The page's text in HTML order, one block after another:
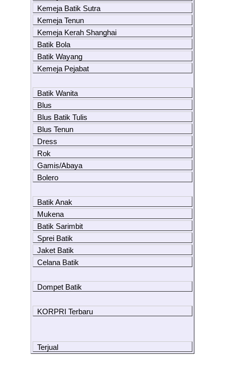
Kemeja Batik Sutra
Kemeja Tenun
Kemeja Kerah Shanghai
Batik Bola
Batik Wayang
Kemeja Pejabat
Batik Wanita
Blus
Blus Batik Tulis
Blus Tenun
Dress
Rok
Gamis/Abaya
Bolero
Batik Anak
Mukena
Batik Sarimbit
Sprei Batik
Jaket Batik
Celana Batik
Dompet Batik
KORPRI Terbaru
Terjual